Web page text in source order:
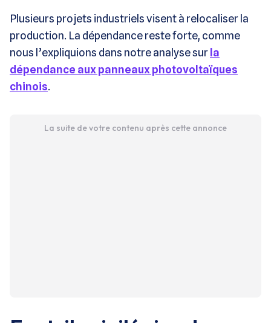
Plusieurs projets industriels visent à relocaliser la
production. La dépendance reste forte, comme
nous l’expliquions dans notre analyse surla
dépendance aux panneaux photovoltaïques
chinois.
La suite de votre contenu après cette annonce